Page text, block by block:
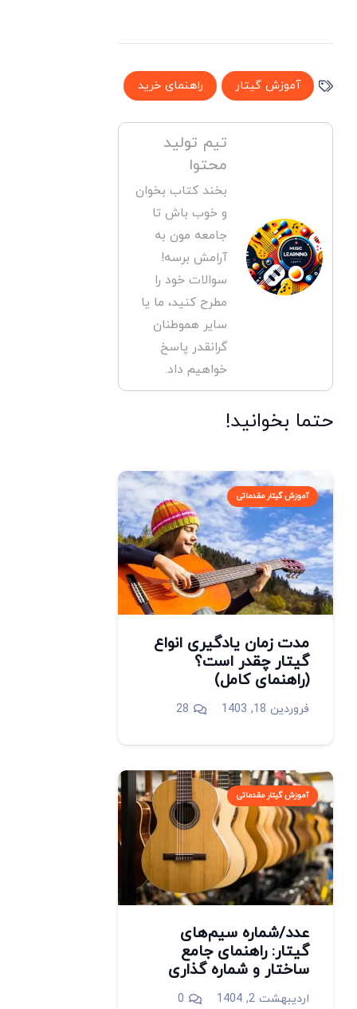
آموزش گیتار راهنمای خرید
تیم تولید
محتوا
بخند کتاب بخوان
و خوب باش تا
جامعه مون به
آرامش برسه!
سوالات خود را
مطرح کنید، ما یا
سایر هموطنان
گرانقدر پاسخ
خواهیم داد.
حتما بخوانید!
آموزش گیتار مقدماتی
مدت زمان یادگیری انواع
گیتار چقدر است؟
(راهنمای کامل)
فروردین 18, 1403 28دیدگاه
آموزش گیتار مقدماتی
عدد/شماره سیم‌های
گیتار: راهنمای جامع
ساختار و شماره گذاری
اردیبهشت 2, 1404 0